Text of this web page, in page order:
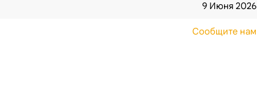
9 Июня 2026
Сообщите нам